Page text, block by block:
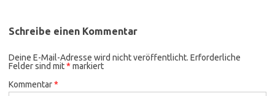
Schreibe einen Kommentar
Deine E-Mail-Adresse wird nicht veröffentlicht. Erforderliche
Felder sind mit* markiert
Kommentar*